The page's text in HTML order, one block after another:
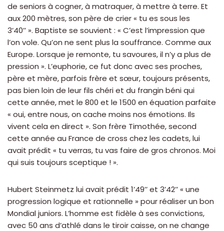
de seniors à cogner, à matraquer, à mettre à terre. Et
aux 200 mètres, son père de crier « tu es sous les
3’40’’ ». Baptiste se souvient : « C’est l’impression que
l’on vole. Qu’on ne sent plus la souffrance. Comme aux
Europe. Lorsque je remonte, tu savoures, il n’y a plus de
pression ». L’euphorie, ce fut donc avec ses proches,
père et mère, parfois frère et sœur, toujours présents,
pas bien loin de leur fils chéri et du frangin béni qui
cette année, met le 800 et le 1500 en équation parfaite
« oui, entre nous, on cache moins nos émotions. Ils
vivent cela en direct ». Son frère Timothée, second
cette année au France de cross chez les cadets, lui
avait prédit « tu verras, tu vas faire de gros chronos. Moi
qui suis toujours sceptique ! ».
Hubert Steinmetz lui avait prédit 1’49’’ et 3’42’’ « une
progression logique et rationnelle » pour réaliser un bon
Mondial juniors. L’homme est fidèle à ses convictions,
avec 50 ans d’athlé dans le tiroir caisse, on ne change